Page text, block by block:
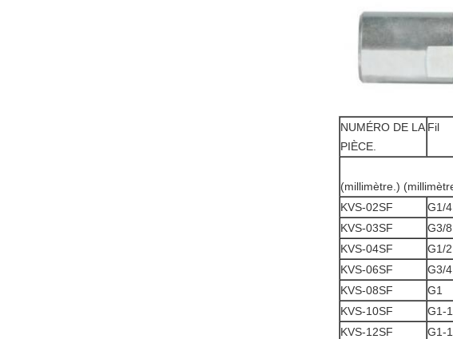
NUMÉRO DE LA
PIÈCE.
Fil
(millimètre.)
KVS-02SF G1/4
KVS-03SF
G3/8
KVS-04SF
G1/2
KVS-06SF
G3/4
KVS-08SF
G1
KVS-10SF
G1-
KVS-12SF
G1-